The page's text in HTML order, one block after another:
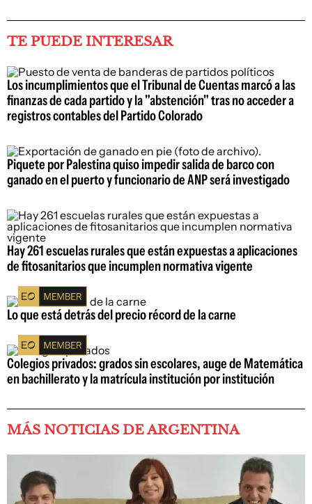
TE PUEDE INTERESAR
Los incumplimientos que el Tribunal de Cuentas marcó a las
finanzas de cada partido y la "abstención" tras no acceder a
registros contables del Partido Colorado
Piquete por Palestina quiso impedir salida de barco con
ganado en el puerto y funcionario de ANP será investigado
Hay 261 escuelas rurales que están expuestas a aplicaciones
de fitosanitarios que incumplen normativa vigente
Lo que está detrás del precio récord de la carne
Colegios privados: grados sin escolares, auge de Matemática
en bachillerato y la matrícula institución por institución
MÁS NOTICIAS DE ARGENTINA